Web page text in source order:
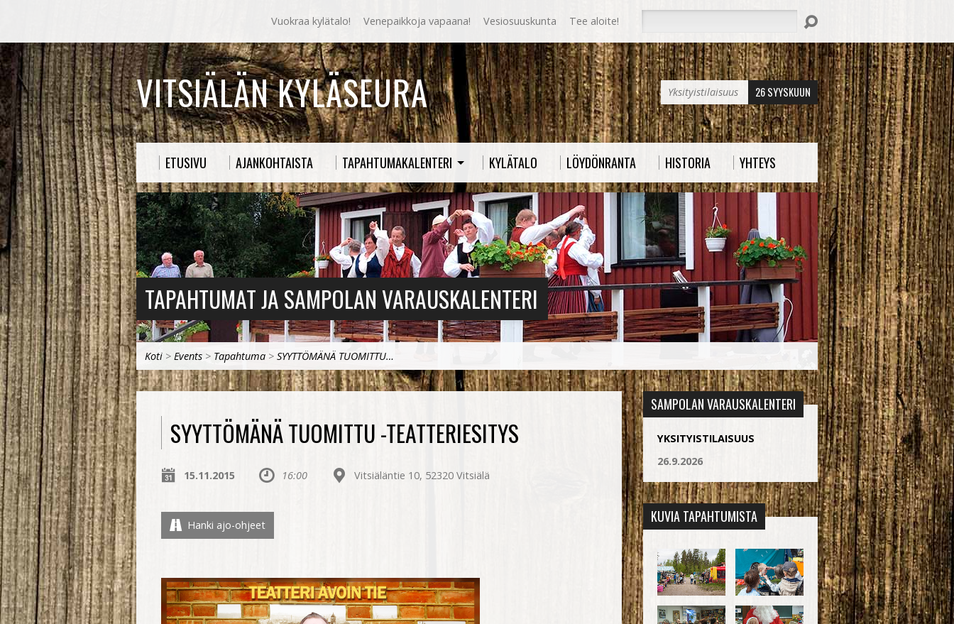
Vuokraa kylätalo! Venepaikkoja vapaana! Vesiosuuskunta Tee aloite!
VITSIÄLÄN KYLÄSEURA Yksityistilaisuus 26 SYYSKUUN
ETUSIVU AJANKOHTAISTA TAPAHTUMAKALENTERI KYLÄTALO LÖYDÖNRANTA HISTORIA YHTEYS
TAPAHTUMAT JA SAMPOLAN VARAUSKALENTERI
Koti > Events > Tapahtuma > SYYTTÖMÄNÄ TUOMITTU…
SYYTTÖMÄNÄ TUOMITTU -TEATTERIESITYS
15.11.2015 16:00 Vitsiäläntie 10, 52320 Vitsiälä
Hanki ajo-ohjeet
SAMPOLAN VARAUSKALENTERI
YKSITYISTILAISUUS
26.9.2026
KUVIA TAPAHTUMISTA